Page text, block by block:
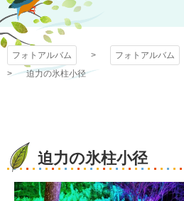
プ
フォトアルバム フォトアルバム
迫力の氷柱小径
迫力の氷柱小径